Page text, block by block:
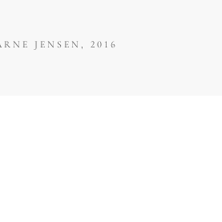
JENSEN , 2016